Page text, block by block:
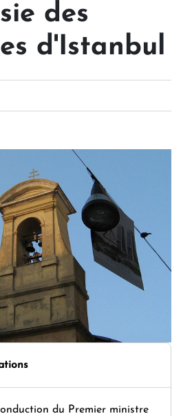
des
d'Istanbul
du Premier ministre